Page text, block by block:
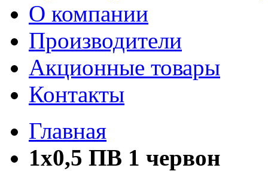
О компании
Производители
Акционные товары
Контакты
Главная
1х0,5 ПВ 1 червон